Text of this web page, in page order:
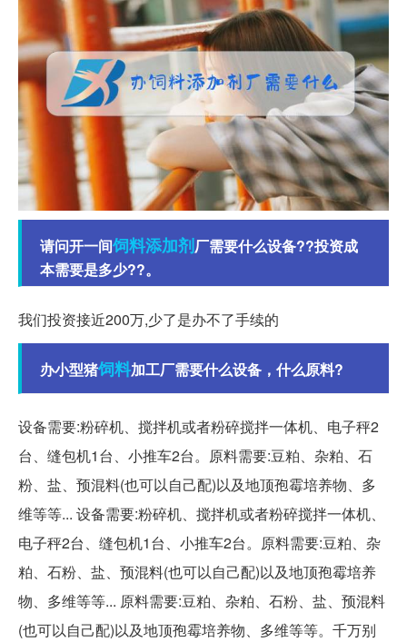
请问开一间饲料添加剂厂需要什么设备??投资成
本需要是多少??。
我们投资接近200万,少了是办不了手续的
办小型猪饲料加工厂需要什么设备，什么原料?
设备需要:粉碎机、搅拌机或者粉碎搅拌一体机、电子秤2
台、缝包机1台、小推车2台。原料需要:豆粕、杂粕、石
粉、盐、预混料(也可以自己配)以及地顶孢霉培养物、多
维等等... 设备需要:粉碎机、搅拌机或者粉碎搅拌一体机、
电子秤2台、缝包机1台、小推车2台。原料需要:豆粕、杂
粕、石粉、盐、预混料(也可以自己配)以及地顶孢霉培养
物、多维等等... 原料需要:豆粕、杂粕、石粉、盐、预混料
(也可以自己配)以及地顶孢霉培养物、多维等等。千万别